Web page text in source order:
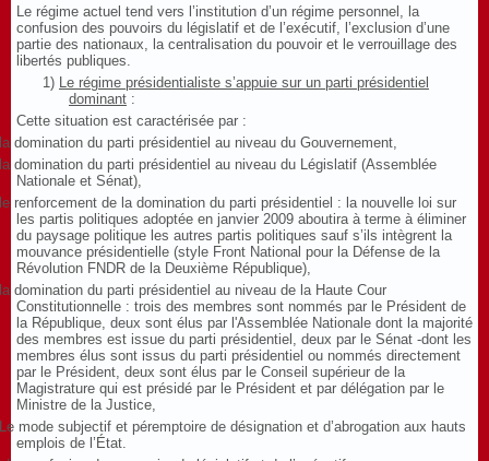
Le régime actuel tend vers l’institution d’un régime personnel, la
confusion des pouvoirs du législatif et de l’exécutif, l’exclusion d’une
partie des nationaux, la centralisation du pouvoir et le verrouillage des
libertés publiques.
1) Le régime présidentialiste s’appuie sur un parti présidentiel
dominant :
Cette situation est caractérisée par :
la domination du parti présidentiel au niveau du Gouvernement,
la domination du parti présidentiel au niveau du Législatif (Assemblée
Nationale et Sénat),
le renforcement de la domination du parti présidentiel : la nouvelle loi sur
les partis politiques adoptée en janvier 2009 aboutira à terme à éliminer
du paysage politique les autres partis politiques sauf s’ils intègrent la
mouvance présidentielle (style Front National pour la Défense de la
Révolution FNDR de la Deuxième République),
la domination du parti présidentiel au niveau de la Haute Cour
Constitutionnelle : trois des membres sont nommés par le Président de
la République, deux sont élus par l'Assemblée Nationale dont la majorité
des membres est issue du parti présidentiel, deux par le Sénat -dont les
membres élus sont issus du parti présidentiel ou nommés directement
par le Président, deux sont élus par le Conseil supérieur de la
Magistrature qui est présidé par le Président et par délégation par le
Ministre de la Justice,
Le mode subjectif et péremptoire de désignation et d’abrogation aux hauts
emplois de l’État.